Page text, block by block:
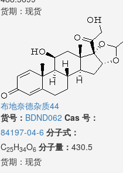
货期： 现货
布地奈德杂质44
货号： BDND062 Cas 号：
84197-04-6 分子式：
C25H34O6 分子量： 430.5
货期： 现货